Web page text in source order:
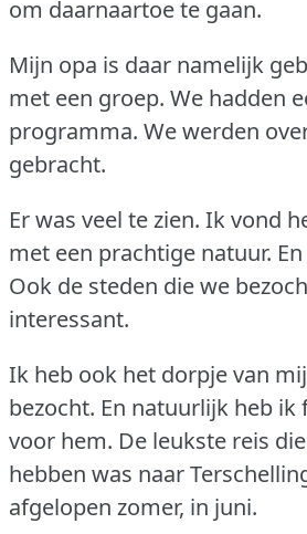
om daarnaartoe te gaan.
Mijn opa is daar namelijk
met een groep. We hadden
programma. We werden
gebracht.
Er was veel te zien. Ik vond
met een prachtige natuur.
Ook de steden die we
interessant.
Ik heb ook het dorpje van
bezocht. En natuurlijk heb
voor hem. De leukste reis
hebben was naar
afgelopen zomer, in juni.